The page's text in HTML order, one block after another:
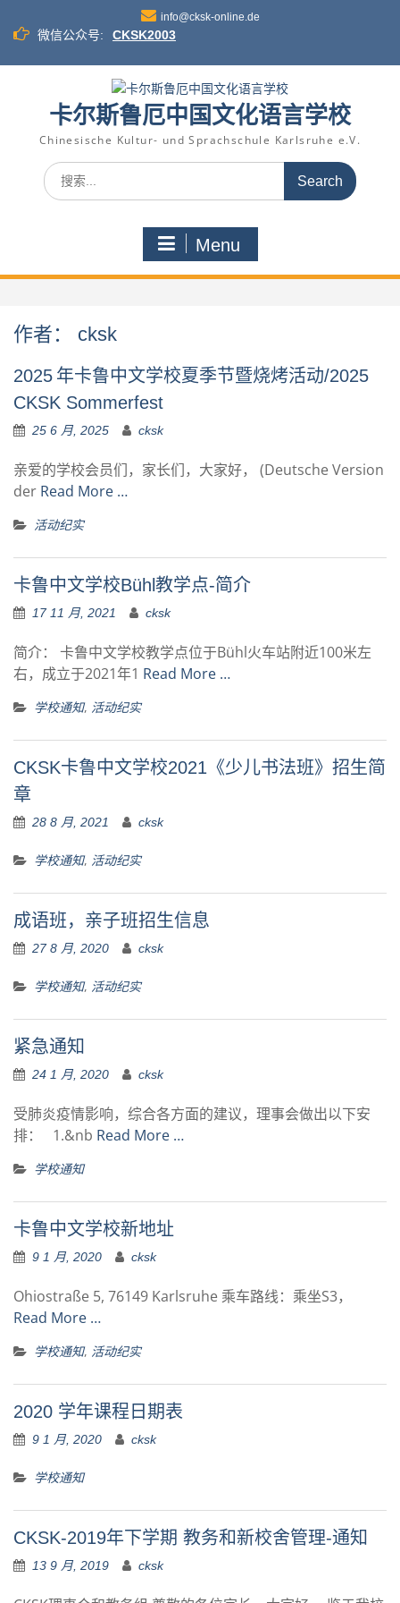
content
info@cksk-online.de
微信公众号: CKSK2003
卡尔斯鲁厄中国文化语言学校
Chinesische Kultur- und Sprachschule Karlsruhe e.V.
Search
for:
Menu
作者： cksk
2025 年卡鲁中文学校夏季节暨烧烤活动/2025
CKSK Sommerfest
25 6 月, 2025 cksk
亲爱的学校会员们，家长们，大家好， (Deutsche Version
der Read More …
活动纪实
卡鲁中文学校Bühl教学点-简介
17 11 月, 2021 cksk
简介： 卡鲁中文学校教学点位于Bühl火车站附近100米左
右，成立于2021年1 Read More …
学校通知, 活动纪实
CKSK卡鲁中文学校2021《少儿书法班》招生简
章
28 8 月, 2021 cksk
学校通知, 活动纪实
成语班，亲子班招生信息
27 8 月, 2020 cksk
学校通知, 活动纪实
紧急通知
24 1 月, 2020 cksk
受肺炎疫情影响，综合各方面的建议，理事会做出以下安
排： 1.&nb Read More …
学校通知
卡鲁中文学校新地址
9 1 月, 2020 cksk
Ohiostraße 5, 76149 Karlsruhe 乘车路线：乘坐S3，
Read More …
学校通知, 活动纪实
2020 学年课程日期表
9 1 月, 2020 cksk
学校通知
CKSK-2019年下学期 教务和新校舍管理-通知
13 9 月, 2019 cksk